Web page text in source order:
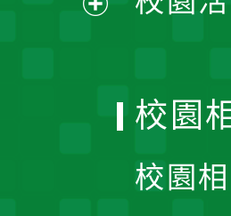
校園
校園